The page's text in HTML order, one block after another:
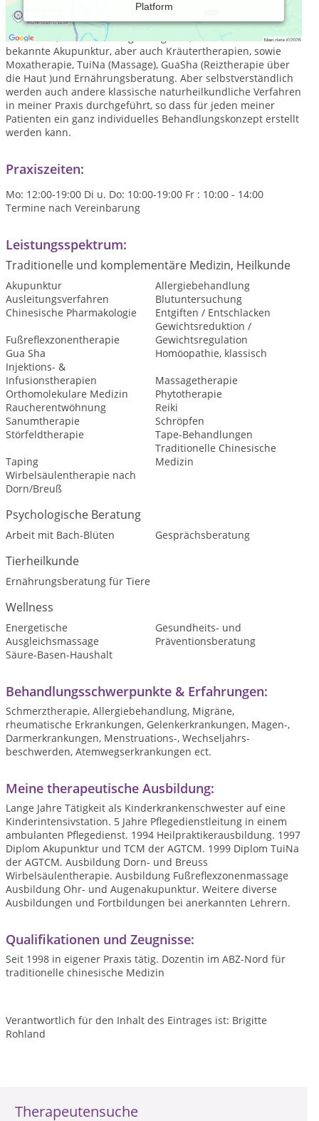
Therapeutensuche
Platform
Schwerpunkt meiner Praxis ist die traditionelle chinesische
Medizin. Diese beinhaltet neben einer ausführlichen
Anamnese, Puls- und Zungendiagnose, die inzwischen
bekannte Akupunktur, aber auch Kräutertherapien, sowie
Moxatherapie, TuiNa (Massage), GuaSha (Reiztherapie über
die Haut )und Ernährungsberatung. Aber selbstverständlich
werden auch andere klassische naturheilkundliche Verfahren
in meiner Praxis durchgeführt, so dass für jeden meiner
Patienten ein ganz individuelles Behandlungskonzept erstellt
werden kann.
Praxiszeiten:
Mo: 12:00-19:00 Di u. Do: 10:00-19:00 Fr : 10:00 - 14:00
Termine nach Vereinbarung
Leistungsspektrum:
Traditionelle und komplementäre Medizin, Heilkunde
Akupunktur
Allergiebehandlung
Ausleitungsverfahren
Blutuntersuchung
Chinesische Pharmakologie
Entgiften / Entschlacken
Fußreflexzonentherapie
Gewichtsreduktion /
Gewichtsregulation
Gua Sha
Homöopathie, klassisch
Injektions- &
Infusionstherapien
Massagetherapie
Orthomolekulare Medizin
Phytotherapie
Raucherentwöhnung
Reiki
Sanumtherapie
Schröpfen
Störfeldtherapie
Tape-Behandlungen
Taping
Traditionelle Chinesische
Medizin
Wirbelsäulentherapie nach
Dorn/Breuß
Psychologische Beratung
Arbeit mit Bach-Blüten Gesprächsberatung
Tierheilkunde
Ernährungsberatung für Tiere
Wellness
Energetische
Ausgleichsmassage
Gesundheits- und
Präventionsberatung
Säure-Basen-Haushalt
Behandlungsschwerpunkte & Erfahrungen:
Schmerztherapie, Allergiebehandlung, Migräne,
rheumatische Erkrankungen, Gelenkerkrankungen, Magen-,
Darmerkrankungen, Menstruations-, Wechseljahrs-
beschwerden, Atemwegserkrankungen ect.
Meine therapeutische Ausbildung:
Lange Jahre Tätigkeit als Kinderkrankenschwester auf eine
Kinderintensivstation. 5 Jahre Pflegedienstleitung in einem
ambulanten Pflegedienst. 1994 Heilpraktikerausbildung. 1997
Diplom Akupunktur und TCM der AGTCM. 1999 Diplom TuiNa
der AGTCM. Ausbildung Dorn- und Breuss
Wirbelsäulentherapie. Ausbildung Fußreflexzonenmassage
Ausbildung Ohr- und Augenakupunktur. Weitere diverse
Ausbildungen und Fortbildungen bei anerkannten Lehrern.
Qualifikationen und Zeugnisse:
Seit 1998 in eigener Praxis tätig. Dozentin im ABZ-Nord für
traditionelle chinesische Medizin
Verantwortlich für den Inhalt des Eintrages ist: Brigitte
Rohland